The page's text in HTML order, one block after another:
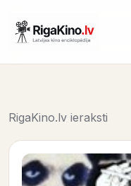
RigaKino.lv ieraksti